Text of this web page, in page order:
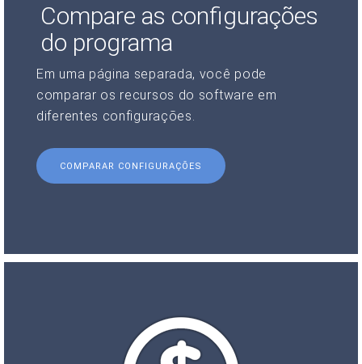
Compare as configurações
do programa
Em uma página separada, você pode
comparar os recursos do software em
diferentes configurações.
COMPARAR CONFIGURAÇÕES